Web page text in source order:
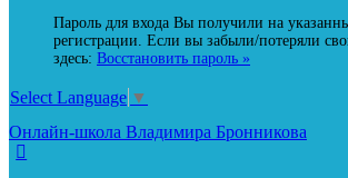
Пароль для входа Вы получили на
регистрации. Если вы забыли/потеряли
здесь: Восстановить пароль »
Select Language ▼
Онлайн-школа Владимира Бронникова